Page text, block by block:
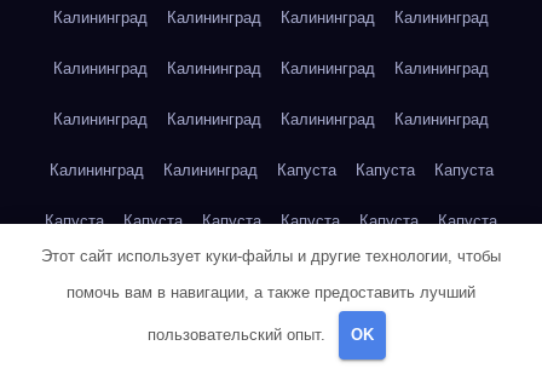
Калининград Калининград Калининград Калининград
Калининград Калининград Калининград Калининград
Калининград Калининград Калининград Калининград
Калининград Калининград Капуста Капуста Капуста
Капуста Капуста Капуста Капуста Капуста Капуста
Этот сайт использует куки-файлы и другие технологии, чтобы
помочь вам в навигации, а также предоставить лучший
пользовательский опыт. OK